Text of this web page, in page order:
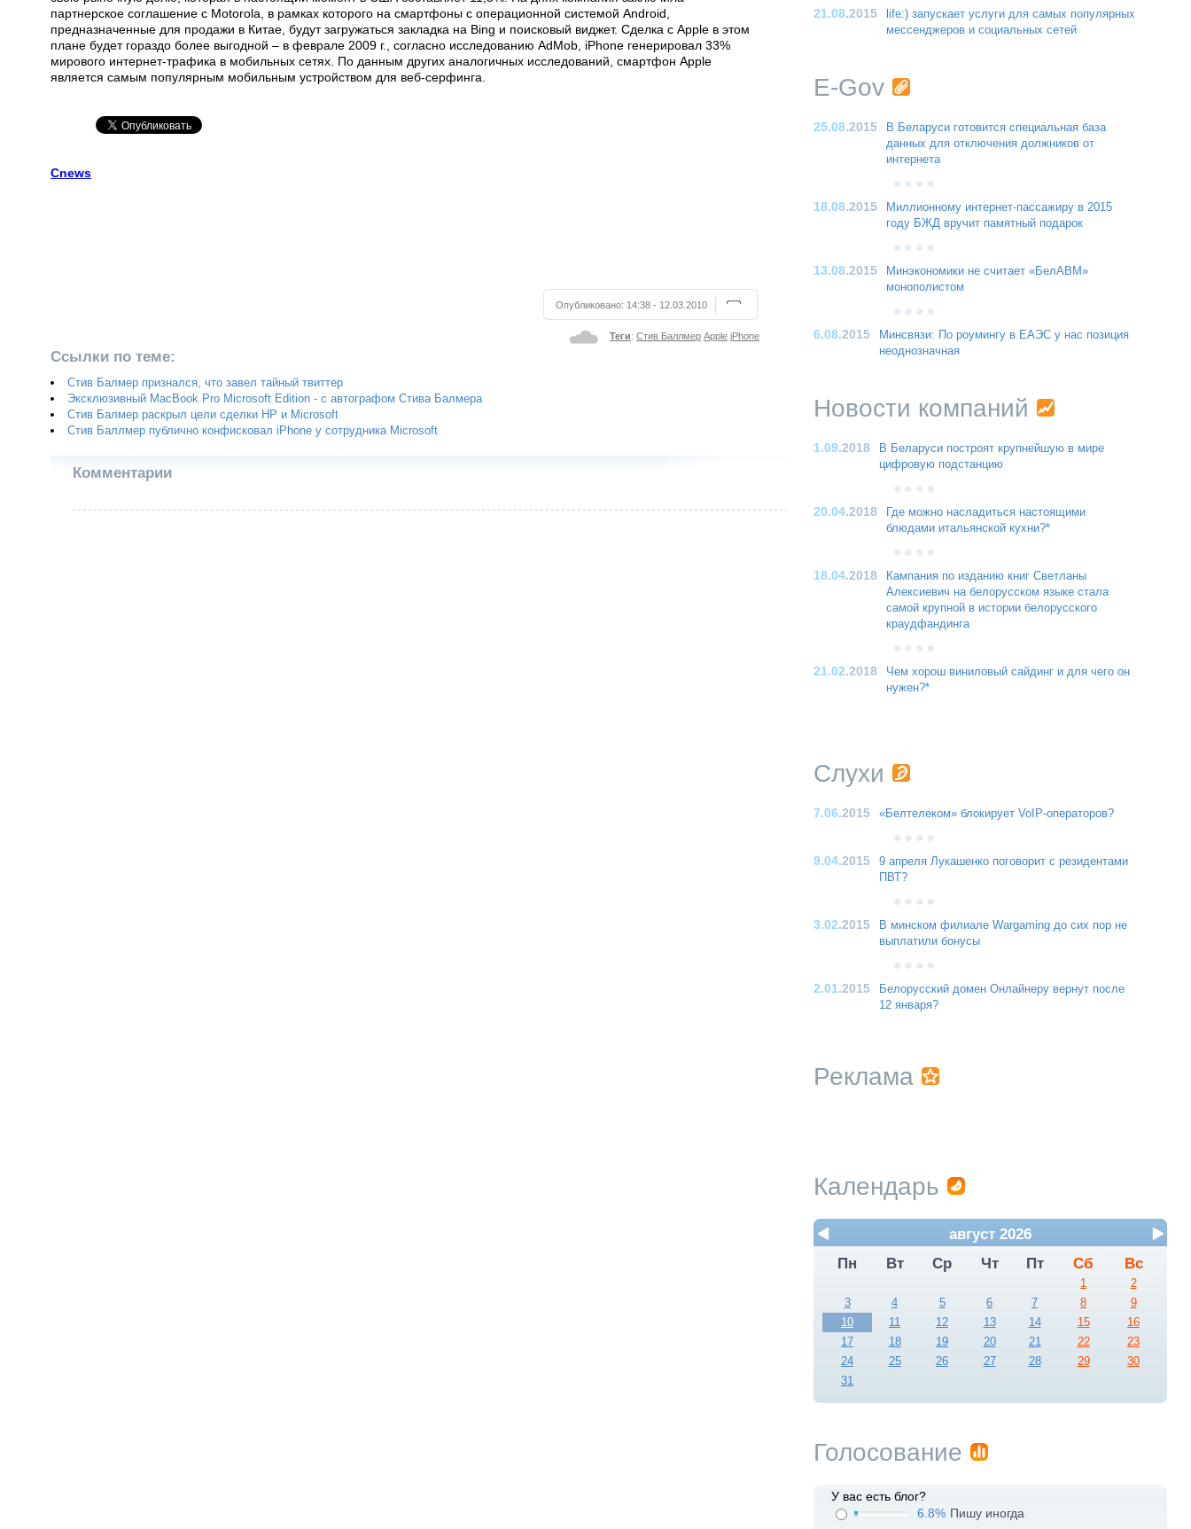
партнерское соглашение с Motorola, в рамках которого на смартфоны с операционной системой Android,
предназначенные для продажи в Китае, будут загружаться закладка на Bing и поисковый виджет. Сделка с Apple в этом
плане будет гораздо более выгодной – в феврале 2009 г., согласно исследованию AdMob, iPhone генерировал 33%
мирового интернет-трафика в мобильных сетях. По данным других аналогичных исследований, смартфон Apple
является самым популярным мобильным устройством для веб-серфинга.
Cnews
Опубликовано: 14:38 - 12.03.2010
Теги: Стив Баллмер Apple iPhone
Ссылки по теме:
Стив Балмер признался, что завел тайный твиттер
Эксклюзивный MacBook Pro Microsoft Edition - с автографом Стива Балмера
Стив Балмер раскрыл цели сделки HP и Microsoft
Стив Баллмер публично конфисковал iPhone у сотрудника Microsoft
Комментарии
21.08.2015
life:) запускает услуги для самых популярных
мессенджеров и социальных сетей
E-Gov
25.08.2015
В Беларуси готовится специальная база
данных для отключения должников от
интернета
18.08.2015
Миллионному интернет-пассажиру в 2015
году БЖД вручит памятный подарок
13.08.2015
Минэкономики не считает «БелАВМ»
монополистом
6.08.2015
Минсвязи: По роумингу в ЕАЭС у нас позиция
неоднозначная
Новости компаний
1.09.2018
В Беларуси построят крупнейшую в мире
цифровую подстанцию
20.04.2018
Где можно насладиться настоящими
блюдами итальянской кухни?*
18.04.2018
Кампания по изданию книг Светланы
Алексиевич на белорусском языке стала
самой крупной в истории белорусского
краудфандинга
21.02.2018
Чем хорош виниловый сайдинг и для чего он
нужен?*
Слухи
7.06.2015 «Белтелеком» блокирует VoIP-операторов?
9.04.2015
9 апреля Лукашенко поговорит с резидентами
ПВТ?
3.02.2015
В минском филиале Wargaming до сих пор не
выплатили бонусы
2.01.2015
Белорусский домен Онлайнеру вернут после
12 января?
Реклама
Календарь
август 2026
Пн
Вт Ср Чт Пт Сб Вс
1
2
3
4 5 6 7 8
9
10
11 12 13 14 15
16
17
18 19 20 21 22
23
24
25 26 27 28 29
30
31
Голосование
У вас есть блог?
6.8% Пишу иногда